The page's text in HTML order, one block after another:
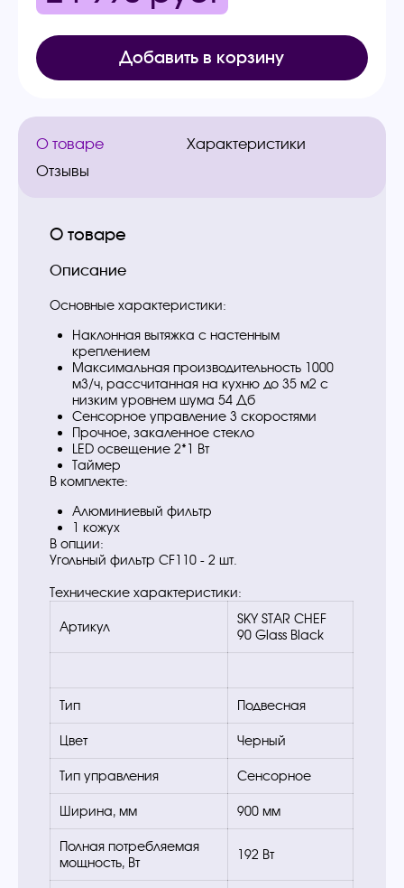
Добавить в корзину
О товаре
Характеристики
Отзывы
О товаре
Описание
Основные характеристики:
Наклонная вытяжка с настенным
креплением
Максимальная производительность 1000
м3/ч, рассчитанная на кухню до 35 м2 с
низким уровнем шума 54 Дб
Сенсорное управление 3 скоростями
Прочное, закаленное стекло
LED освещение 2*1 Вт
Таймер
В комплекте:
Алюминиевый фильтр
1 кожух
В опции:
Угольный фильтр CF110 - 2 шт.
Технические характеристики:
Артикул
SKY STAR CHEF
90 Glass Black
Тип Подвесная
Цвет Черный
Тип управления Сенсорное
Ширина, мм 900 мм
Полная потребляемая
мощность, Вт
192 Вт